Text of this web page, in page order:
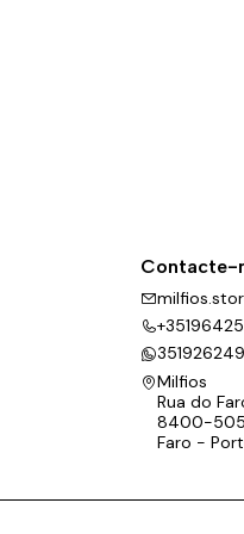
Contacte-
Milfios
Rua do
8400-505
Faro -